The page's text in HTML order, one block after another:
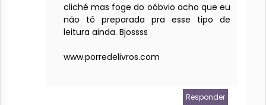
cliché mas foge do oóbvio acho que eu
não tô preparada pra esse tipo de
leitura ainda. Bjossss
www.porredelivros.com
Responder